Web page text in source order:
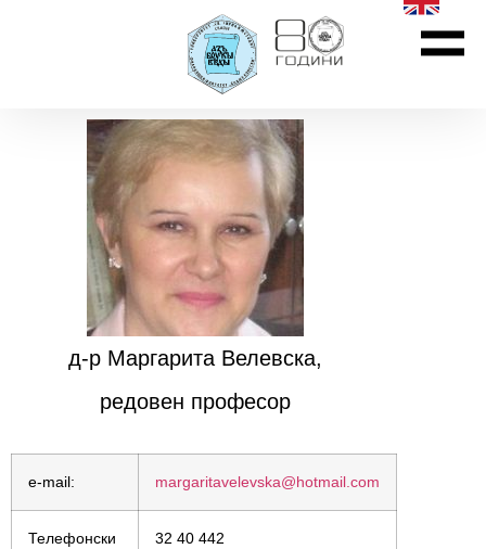
д-р Маргарита Велевска,
редовен професор
e-mail: margaritavelevska@hotmail.com
Телефонски
32 40 442